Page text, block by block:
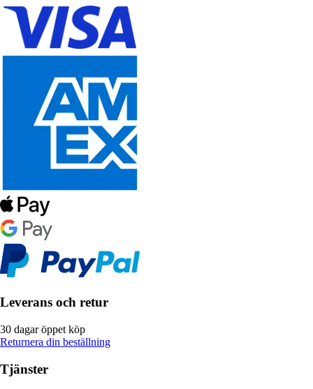
Leverans och retur
30 dagar öppet köp
Returnera din beställning
Tjänster